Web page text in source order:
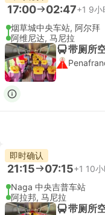
17:00 02:47+1 9小
烟草城中央车站, 阿尔拜
阿维尼达, 马尼拉
带厕所
即时确认
21:15 07:15+1 10
Naga 中央吉普车站
阿拉邦, 马尼拉
带厕所